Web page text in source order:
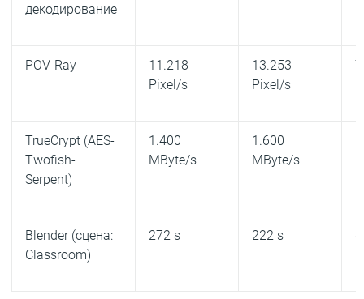
декодирование
POV-Ray
11.218
Pixel/s
13.253
Pixel/s
TrueCrypt (AES-
Twofish-
Serpent)
1.400
MByte/s
1.600
MByte/s
Blender (сцена:
Classroom)
272 s 222 s